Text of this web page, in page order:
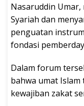
Nasaruddin
Syariah dan
penguatan
fondasi
Dalam forum
bahwa umat
kewajiban zakat